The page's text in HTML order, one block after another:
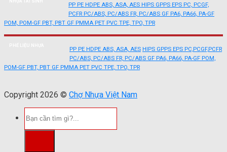
PP PE HDPE ABS, ASA, AES HIPS GPPS EPS PC, PCGF,
PCFR PC/ABS, PC/ABS FR, PC/ABS GF PA6, PA66, PA-GF
POM, POM-GF PBT, PBT GF PMMA PET PVC TPE, TPO, TPR
PP PE HDPE ABS, ASA, AES HIPS GPPS EPS PC,PCGF,PCFR
PC/ABS, PC/ABS FR, PC/ABS GF PA6, PA66, PA-GF POM,
POM-GF PBT, PBT GF PMMA PET PVC TPE, TPO, TPR
Copyright 2026 © Chợ Nhựa Việt Nam
kiếm: